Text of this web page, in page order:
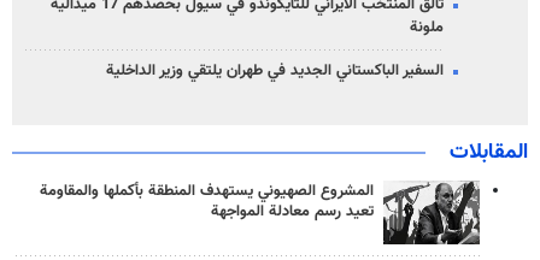
ملونة
السفير الباكستاني الجديد في طهران يلتقي وزير الداخلية
المقابلات
المشروع الصهيوني يستهدف المنطقة بأكملها والمقاومة
تعيد رسم معادلة المواجهة